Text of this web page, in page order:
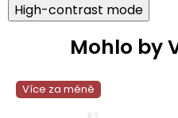
High-contrast mode
Mohlo by
Více za méně